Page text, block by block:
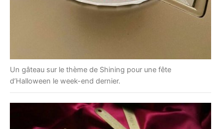
Un gâteau sur le thème de Shining pour une fête
d’Halloween le week-end dernier.